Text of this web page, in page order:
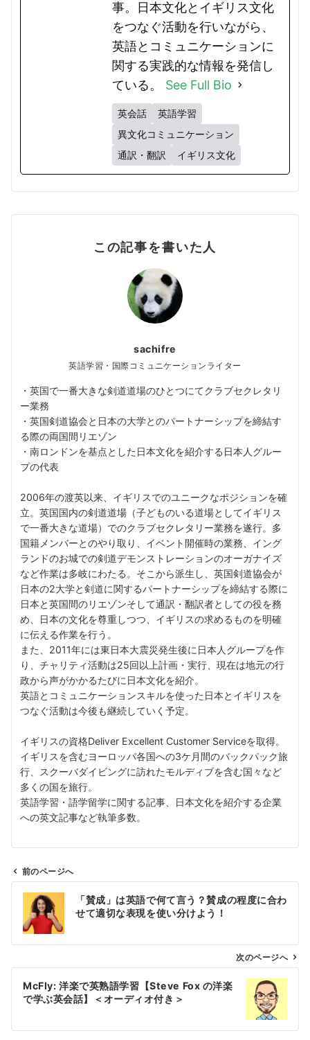
事。日本文化とイギリス文化
をつなぐ活動を行いながら、
英語とコミュニケーションに
関する実践的な情報を発信し
ている。 See Full Bio
英会話
英語学習
異文化コミュニケーション
通訳・翻訳
イギリス文化
この記事を書いた人
sachifre
英語学習・国際コミュニケーションライター
・英国で一番大きな剣道道場のひとつにてクラブセクレタリ
ー業務
・英国剣道協会と日本の大学とのパートナーシップを締結す
る際の両国間リエゾン
・南ロンドンを基点とした日本文化を紹介する日本人グルー
プの代表
2006年の渡英以来、イギリスでのユニークなポジションを確
立。英国国内の剣道道場（子どものいる道場としてイギリス
で一番大きな道場）でのクラブセクレタリー業務を遂行。多
国籍メンバーとのやり取り、イベント開催時の業務、イング
ランドのお城での剣道デモンストレーションのオーガナイズ
など作業は多岐にわたる。そこから派生し、英国剣道協会が
日本の2大学と剣道に関するパートナーシップを締結する際に
日本と英国間のリエゾンそして通訳・翻訳者としての役を務
め、日本の文化を尊重しつつ、イギリスの求めるものを明確
に伝える作業を行う。
また、2011年には東日本大震災発生後に日本人グループを作
り、チャリティ活動は25回以上計画・実行、現在は地元の行
政から声がかかるたびに日本文化を紹介。
英語とコミュニケーションスキルを使った日本とイギリスを
つなぐ活動は今後も継続していく予定。
イギリスの資格Deliver Excellent Customer Serviceを取得。
イギリスを含むヨーロッパ各国への3ケ月間のバックパック旅
行、スクーバダイビングに訪れたモルディブを含む国々など
多くの国を旅行。
英語学習・語学留学に関する記事、日本文化を紹介する企業
への英文記事など執筆多数。
ン
前のページへ
「賛成」は英語で何て言う？賛成の程度に合わ
せて適切な表現を使い分けよう！
次のページへ
McFly: 洋楽で英熟語学習【Steve Fox の洋楽
で学ぶ英会話】＜オーディオ付き＞